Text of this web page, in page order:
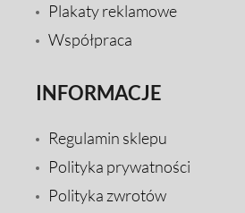
Plakaty reklamowe
Współpraca
INFORMACJE
Regulamin sklepu
Polityka prywatności
Polityka zwrotów